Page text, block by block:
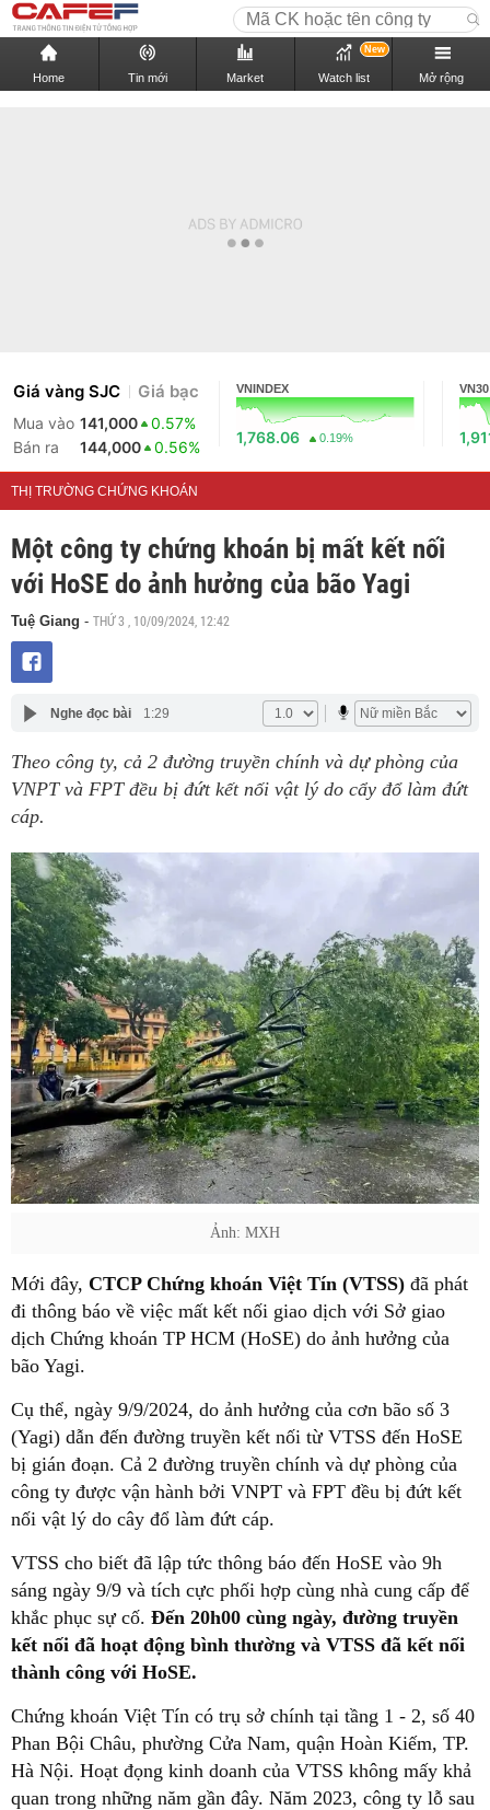
Home Tin mới Market Watch list
New
Mở rộng
Giá vàng SJC Giá bạc
Mua vào 141,000
0.57%
Bán ra
144,000 0.56%
VNINDEX
1,768.06 0.19%
VN30
THỊ TRƯỜNG CHỨNG KHOÁN
Một công ty chứng khoán bị mất kết nối
với HoSE do ảnh hưởng của bão Yagi
Tuệ Giang - THỨ 3 , 10/09/2024, 12:42
Nghe đọc bài 1:29
Theo công ty, cả 2 đường truyền chính và dự phòng của
VNPT và FPT đều bị đứt kết nối vật lý do cẩy đổ làm đứt
cáp.
Ảnh: MXH
Mới đây, CTCP Chứng khoán Việt Tín (VTSS) đã phát
đi thông báo về việc mất kết nối giao dịch với Sở giao
dịch Chứng khoán TP HCM (HoSE) do ảnh hưởng của
bão Yagi.
Cụ thể, ngày 9/9/2024, do ảnh hưởng của cơn bão số 3
(Yagi) dẫn đến đường truyền kết nối từ VTSS đến HoSE
bị gián đoạn. Cả 2 đường truyền chính và dự phòng của
công ty được vận hành bởi VNPT và FPT đều bị đứt kết
nối vật lý do cây đổ làm đứt cáp.
VTSS cho biết đã lập tức thông báo đến HoSE vào 9h
sáng ngày 9/9 và tích cực phối hợp cùng nhà cung cấp để
khắc phục sự cố. Đến 20h00 cùng ngày, đường truyền
kết nối đã hoạt động bình thường và VTSS đã kết nối
thành công với HoSE.
Chứng khoán Việt Tín có trụ sở chính tại tầng 1 - 2, số 40
Phan Bội Châu, phường Cửa Nam, quận Hoàn Kiếm, TP.
Hà Nội. Hoạt đọng kinh doanh của VTSS không mấy khả
quan trong những năm gần đây. Năm 2023, công ty lỗ sau